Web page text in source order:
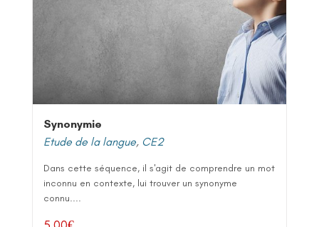
Synonymie
Etude de la langue, CE2
Dans cette séquence, il s'agit de comprendre un mot
inconnu en contexte, lui trouver un synonyme
connu....